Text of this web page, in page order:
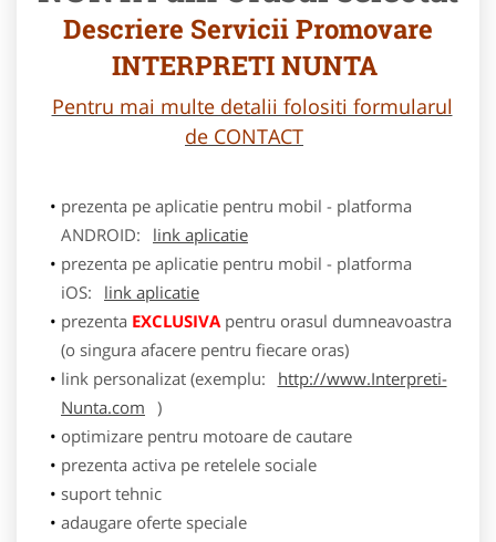
Descriere Servicii Promovare
INTERPRETI NUNTA
Pentru mai multe detalii folositi formularul
de CONTACT
prezenta pe aplicatie pentru mobil - platforma
ANDROID:
link aplicatie
prezenta pe aplicatie pentru mobil - platforma
iOS:
link aplicatie
prezenta EXCLUSIVApentru orasul dumneavoastra
(o singura afacere pentru fiecare oras)
link personalizat (exemplu:
http://www.Interpreti-
Nunta.com )
optimizare pentru motoare de cautare
prezenta activa pe retelele sociale
suport tehnic
adaugare oferte speciale